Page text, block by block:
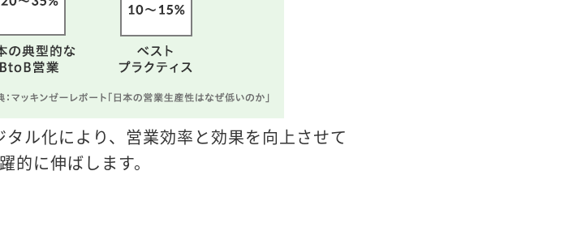
ル化により、営業効率と効果を向上させて
的に伸ばします。